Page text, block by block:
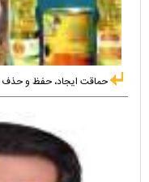
حماقت ایجاد، حفظ و حذف